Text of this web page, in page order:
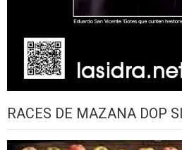
RACES DE MAZANA DOP